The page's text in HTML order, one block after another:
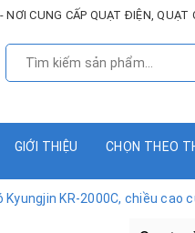
NƠI CUNG CẤP QUẠT ĐIỆN, QUẠT
GIỚI THIỆU CHỌN THEO
Kyungjin KR-2000C, chiều cao